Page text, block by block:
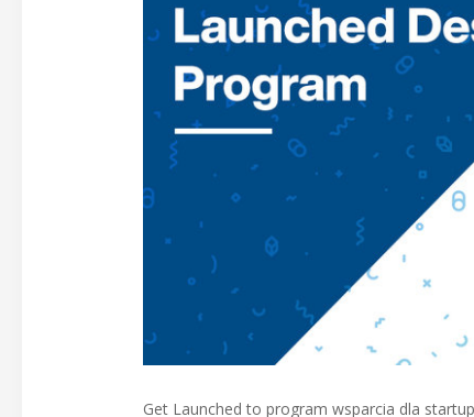
Get Launched to program wsparcia dla